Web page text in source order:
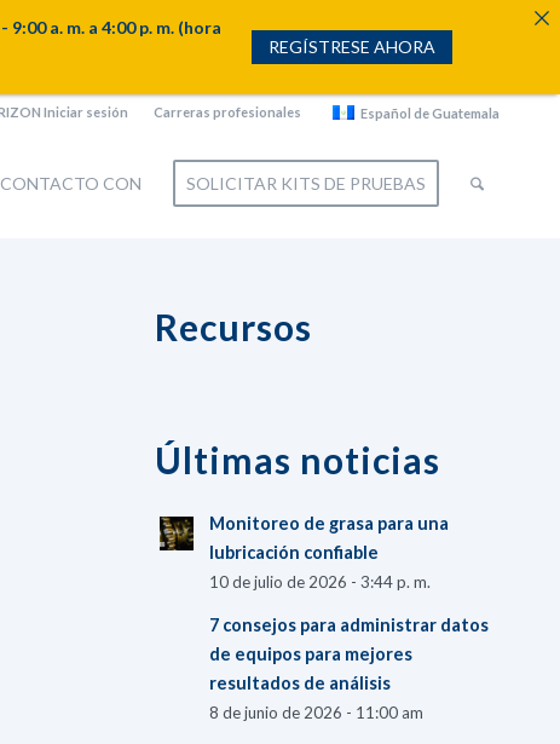
Iniciar sesión Carreras profesionales Español de Guatemala
CON SOLICITAR KITS DE PRUEBAS
Recursos
Últimas noticias
Monitoreo de grasa para una
lubricación confiable
10 de julio de 2026 - 3:44 p. m.
7 consejos para administrar datos
de equipos para mejores
resultados de análisis
8 de junio de 2026 - 11:00 am
9:00 a. m. a 4:00 p. m. (hora
REGÍSTRESE AHORA